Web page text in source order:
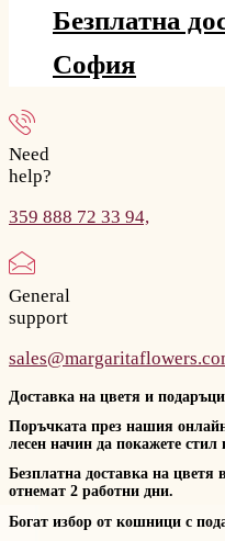
Безплатна
София
Need
help?
359 888 72 33 94,
General
support
Доставка на цветя и
Поръчката през нашия
лесен начин да покажете
Безплатна доставка на
отнемат 2 работни дни.
Богат избор от кошници с